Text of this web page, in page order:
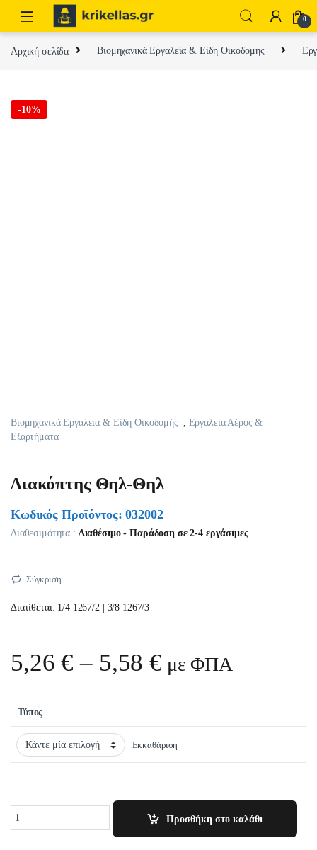
Skip to navigation
Skip to content
0
Αρχική σελίδα Βιομηχανικά Εργαλεία & Είδη Οικοδομής
-10%
Βιομηχανικά Εργαλεία & Είδη Οικοδομής
Εργαλεία Αέρος &
Εξαρτήματα
Διακόπτης Θηλ-Θηλ
Κωδικός Προϊόντος: 032002
Διαθεσιμότητα : Διαθέσιμο - Παράδοση σε 2-4 εργάσιμες
Σύγκριση
Διατίθεται: 1/4 1267/2 | 3/8 1267/3
5,26€ – 5,58€ Price range:
με ΦΠΑ
Τύπος
Εκκαθάριση
Προσθήκη στο καλάθι